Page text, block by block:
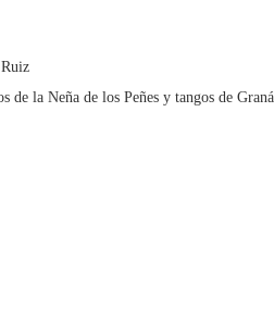
de la Neña de los Peñes y tangos de Graná.